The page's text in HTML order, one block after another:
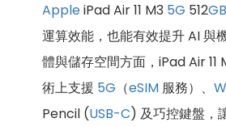
AppleiPad Air 11 M3 5G 512GB
運算效能，也能有效提升 AI 與
體與儲存空間方面，iPad Air 11
術上支援 5G （eSIM 服務）、
Pencil (USB-C) 及巧控鍵盤，